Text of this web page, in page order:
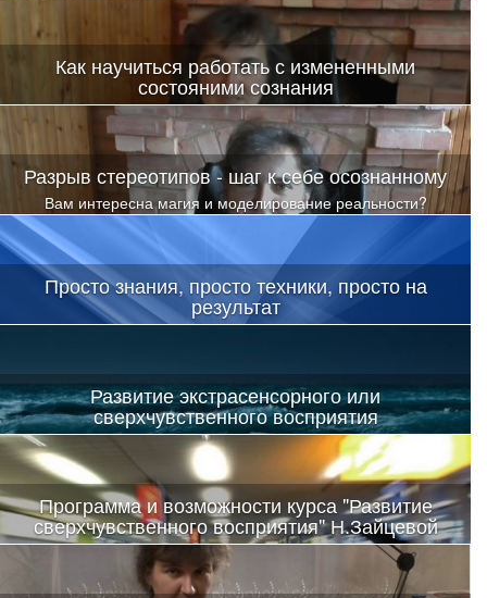
Как научиться работать с измененными
состояними сознания
Разрыв стереотипов - шаг к себе осознанному
Вам интересна магия и моделирование реальности?
Просто знания, просто техники, просто на
результат
Развитие экстрасенсорного или
сверхчувственного восприятия
Скачать видео можно здесь
Программа и возможности курса "Развитие
сверхчувственного восприятия" Н.Зайцевой
Весь этот мир представлений просто рухнет. А после первого
погружения